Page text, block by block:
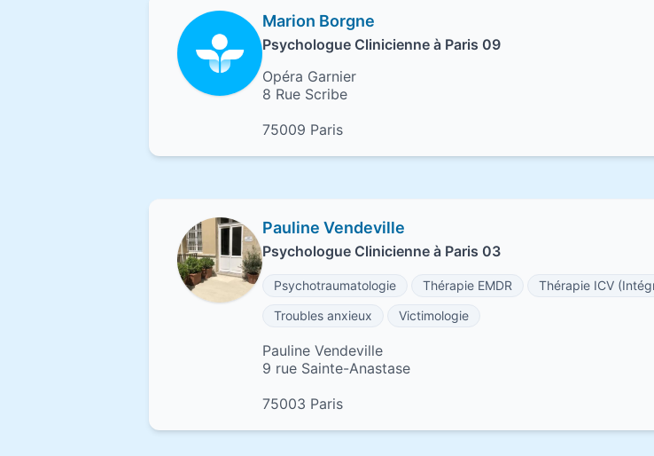
Marion Borgne
Psychologue Clinicienne à Paris 09
Opéra Garnier
8 Rue Scribe
75009 Paris
Pauline Vendeville
Psychologue Clinicienne à Paris 03
Psychotraumatologie Thérapie EMDR
Thérapie ICV
Troubles anxieux
Victimologie
Pauline Vendeville
9 rue Sainte-Anastase
75003 Paris